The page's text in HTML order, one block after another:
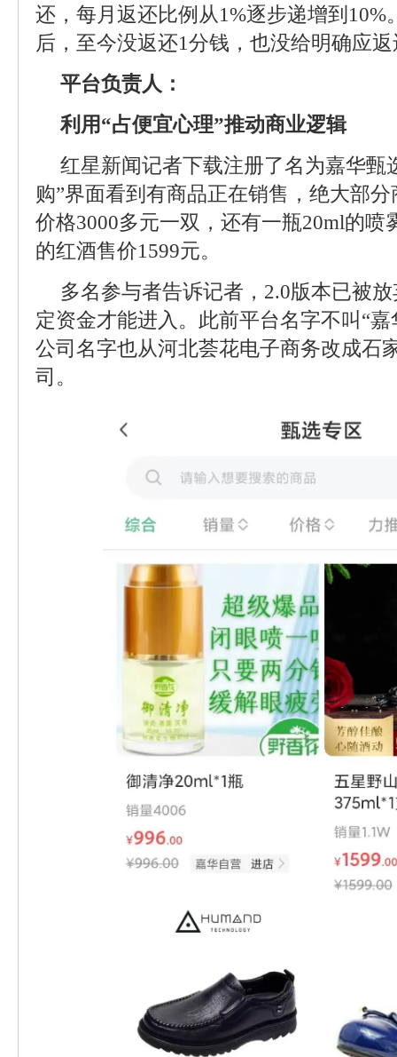
还，每月返还比例从1%逐步递增到10%
后，至今没返还1分钱，也没给明确应
平台负责人：
利用“占便宜心理”推动商业逻辑
红星新闻记者下载注册了名为嘉华甄
购”界面看到有商品正在销售，绝大部
价格3000多元一双，还有一瓶20ml的喷
的红酒售价1599元。
多名参与者告诉记者，2.0版本已被
定资金才能进入。此前平台名字不叫“嘉
公司名字也从河北荟花电子商务改成石
司。